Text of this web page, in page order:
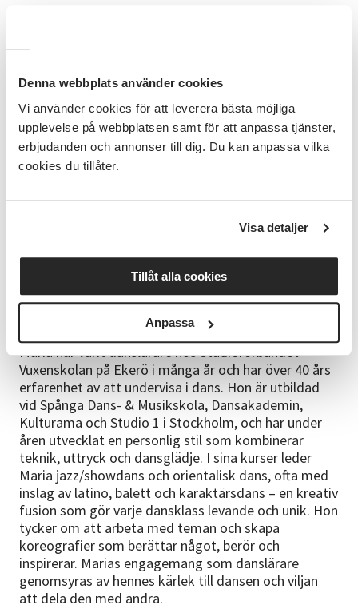
Denna webbplats använder cookies
Vi använder cookies för att leverera bästa möjliga
upplevelse på webbplatsen samt för att anpassa tjänster,
erbjudanden och annonser till dig. Du kan anpassa vilka
cookies du tillåter.
Visa detaljer
Tillåt alla cookies
Anpassa
bekväma kläder • Vi skickar kallelse/faktura inför
via sms.
TerminsformationTerminen består av 12
lektionstillfällen och dansklasserna hålls på
22/11. Kursdatum och schema är något ojämnt
fördelade under terminen för att anpassas efter
verksamheter.
Kursledare Maria Lavrell
Maria har varit danslärare hos Studieförbundet
Vuxenskolan på Ekerö i många år och har över 40 års
erfarenhet av att undervisa i dans. Hon är utbildad
vid Spånga Dans- & Musikskola, Dansakademin,
Kulturama och Studio 1 i Stockholm, och har under
åren utvecklat en personlig stil som kombinerar
teknik, uttryck och dansglädje. I sina kurser leder
Maria jazz/showdans och orientalisk dans, ofta med
inslag av latino, balett och karaktärsdans – en kreativ
fusion som gör varje dansklass levande och unik. Hon
tycker om att arbeta med teman och skapa
koreografier som berättar något, berör och
inspirerar. Marias engagemang som danslärare
genomsyras av hennes kärlek till dansen och viljan
att dela den med andra.